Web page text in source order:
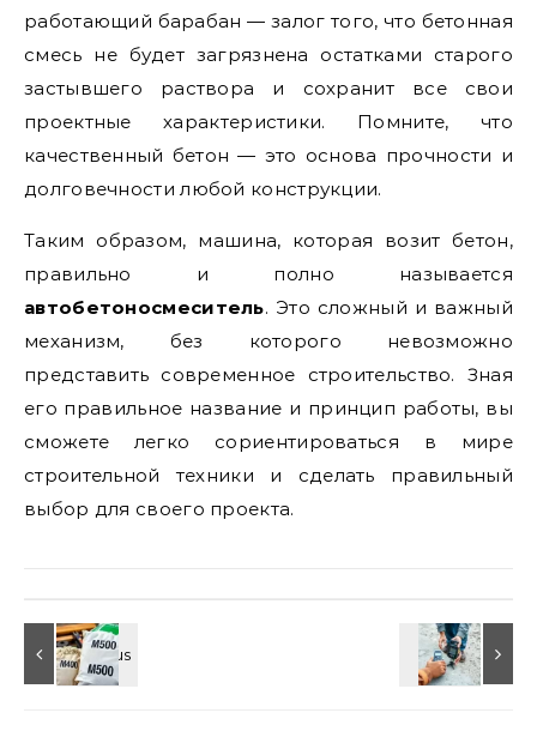
работающий барабан — залог того, что бетонная
смесь не будет загрязнена остатками старого
застывшего раствора и сохранит все свои
проектные характеристики. Помните, что
качественный бетон — это основа прочности и
долговечности любой конструкции.
Таким образом, машина, которая возит бетон,
правильно и полно называется
автобетоносмеситель. Это сложный и важный
механизм, без которого невозможно
представить современное строительство. Зная
его правильное название и принцип работы, вы
сможете легко сориентироваться в мире
строительной техники и сделать правильный
выбор для своего проекта.